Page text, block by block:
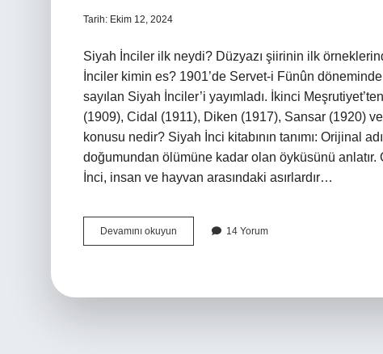
Tarih: Ekim 12, 2024
Siyah İnciler ilk neydi? Düzyazı şiirinin ilk
İnciler kimin es? 1901’de Servet-i Fünûn
sayılan Siyah İnciler’i yayımladı. İkinci
(1909), Cidal (1911), Diken (1917), Sansar (1920)
konusu nedir? Siyah İnci kitabının tanımı: Orijinal
doğumundan ölümüne kadar olan öyküsünü
İnci, insan ve hayvan arasındaki asırlardır…
Devamını okuyun
Inciler
14 Yorum